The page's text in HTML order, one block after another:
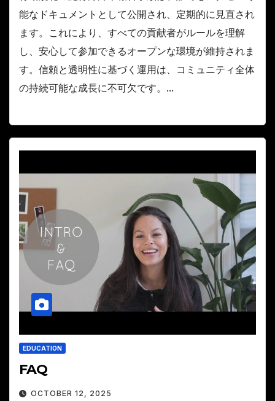
能なドキュメントとして公開され、定期的に見直され
ます。これにより、すべての貢献者がルールを理解
し、安心して参加できるオープンな環境が維持されま
す。信頼と透明性に基づく運用は、コミュニティ全体
の持続可能な成長に不可欠です。...
EDUCATION
FAQ
OCTOBER 12, 2025